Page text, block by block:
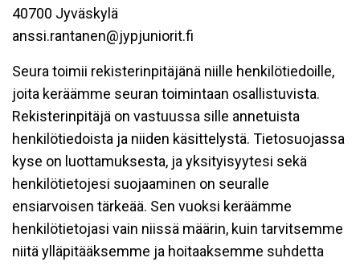
40700 Jyväskylä
anssi.rantanen@jypjuniorit.fi
Seura toimii rekisterinpitäjänä niille henkilötiedoille,
joita keräämme seuran toimintaan osallistuvista.
Rekisterinpitäjä on vastuussa sille annetuista
henkilötiedoista ja niiden käsittelystä. Tietosuojassa
kyse on luottamuksesta, ja yksityisyytesi sekä
henkilötietojesi suojaaminen on seuralle
ensiarvoisen tärkeää. Sen vuoksi keräämme
henkilötietojasi vain niissä määrin, kuin tarvitsemme
niitä ylläpitääksemme ja hoitaaksemme suhdetta